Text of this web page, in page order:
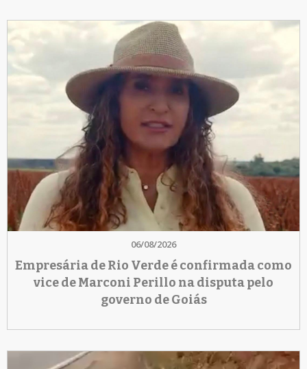
06/08/2026
Empresária de Rio Verde é confirmada como
vice de Marconi Perillo na disputa pelo
governo de Goiás